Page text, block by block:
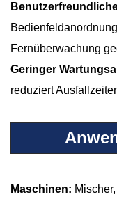
Fernüberwachung
Geringer
reduziert
Maschinen: